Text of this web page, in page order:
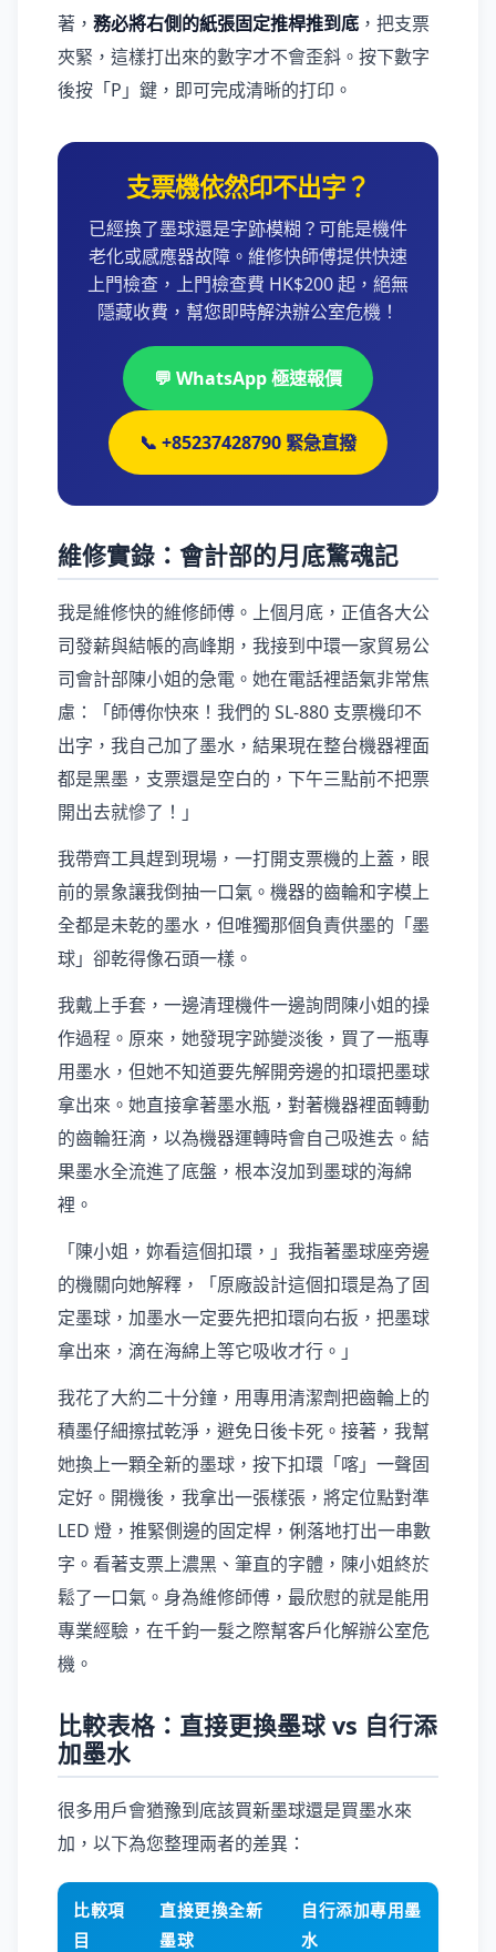
著， 務必將右側的紙張固定推桿推到底 ，把支票
夾緊，這樣打出來的數字才不會歪斜。按下數字
後按「P」鍵，即可完成清晰的打印。
支票機依然印不出字？
已經換了墨球還是字跡模糊？可能是機件
老化或感應器故障。維修快師傅提供快速
上門檢查，上門檢查費 HK$200 起，絕無
隱藏收費，幫您即時解決辦公室危機！
💬 WhatsApp 極速報價
📞 +85237428790 緊急直撥
維修實錄：會計部的月底驚魂記
我是維修快的維修師傅。上個月底，正值各大公
司發薪與結帳的高峰期，我接到中環一家貿易公
司會計部陳小姐的急電。她在電話裡語氣非常焦
慮：「師傅你快來！我們的 SL-880 支票機印不
出字，我自己加了墨水，結果現在整台機器裡面
都是黑墨，支票還是空白的，下午三點前不把票
開出去就慘了！」
我帶齊工具趕到現場，一打開支票機的上蓋，眼
前的景象讓我倒抽一口氣。機器的齒輪和字模上
全都是未乾的墨水，但唯獨那個負責供墨的「墨
球」卻乾得像石頭一樣。
我戴上手套，一邊清理機件一邊詢問陳小姐的操
作過程。原來，她發現字跡變淡後，買了一瓶專
用墨水，但她不知道要先解開旁邊的扣環把墨球
拿出來。她直接拿著墨水瓶，對著機器裡面轉動
的齒輪狂滴，以為機器運轉時會自己吸進去。結
果墨水全流進了底盤，根本沒加到墨球的海綿
裡。
「陳小姐，妳看這個扣環，」我指著墨球座旁邊
的機關向她解釋，「原廠設計這個扣環是為了固
定墨球，加墨水一定要先把扣環向右扳，把墨球
拿出來，滴在海綿上等它吸收才行。」
我花了大約二十分鐘，用專用清潔劑把齒輪上的
積墨仔細擦拭乾淨，避免日後卡死。接著，我幫
她換上一顆全新的墨球，按下扣環「喀」一聲固
定好。開機後，我拿出一張樣張，將定位點對準
LED 燈，推緊側邊的固定桿，俐落地打出一串數
字。看著支票上濃黑、筆直的字體，陳小姐終於
鬆了一口氣。身為維修師傅，最欣慰的就是能用
專業經驗，在千鈞一髮之際幫客戶化解辦公室危
機。
比較表格：直接更換墨球 vs 自行添
加墨水
很多用戶會猶豫到底該買新墨球還是買墨水來
加，以下為您整理兩者的差異：
比較項
目
直接更換全新
墨球
自行添加專用墨
水